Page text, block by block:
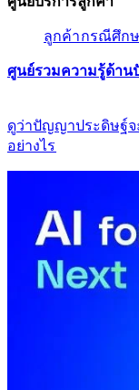
ลูกค้า​​กรณีศึก
ศูนย์รวมความรู้ด้าน
ดูว่าปัญญาประดิษฐ์จ
อย่างไร​​